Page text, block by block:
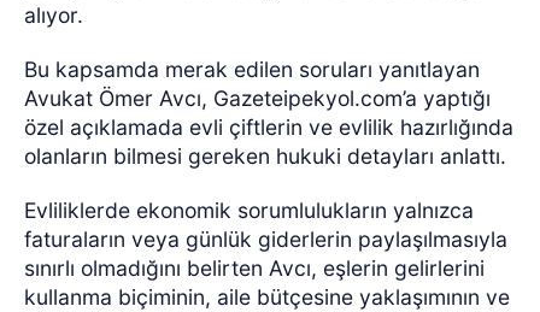
alıyor.
Bu kapsamda merak edilen soruları yanıtlayan
Avukat Ömer Avcı, Gazeteipekyol.com’a yaptığı
özel açıklamada evli çiftlerin ve evlilik hazırlığında
olanların bilmesi gereken hukuki detayları anlattı.
Evliliklerde ekonomik sorumlulukların yalnızca
faturaların veya günlük giderlerin paylaşılmasıyla
sınırlı olmadığını belirten Avcı, eşlerin gelirlerini
kullanma biçiminin, aile bütçesine yaklaşımının ve